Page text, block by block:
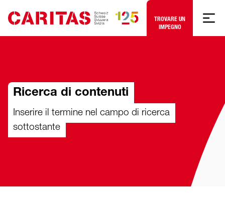
Skip to content
TROVARE UN
IMPEGNO
Ricerca di contenuti
Inserire il termine nel campo di ricerca
sottostante